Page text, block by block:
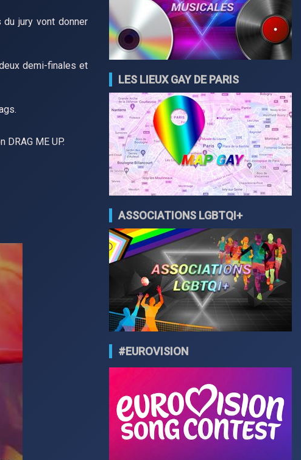
jury vont donner
demi-finales et
ME UP.
LES LIEUX GAY DE PARIS
ASSOCIATIONS LGBTQI+
#EUROVISION